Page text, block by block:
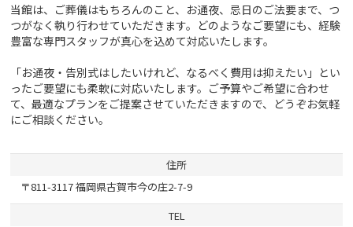
当館は、ご葬儀はもちろんのこと、お通夜、忌日のご法要まで、つ
つがなく執り行わせていただきます。どのようなご要望にも、経験
豊富な専門スタッフが真心を込めて対応いたします。
「お通夜・告別式はしたいけれど、なるべく費用は抑えたい」とい
ったご要望にも柔軟に対応いたします。ご予算やご希望に合わせ
て、最適なプランをご提案させていただきますので、どうぞお気軽
にご相談ください。
住所
〒811-3117 福岡県古賀市今の庄2-7-9
TEL